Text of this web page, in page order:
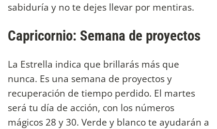
sabiduría y no te dejes llevar por mentiras.
Capricornio: Semana de proyectos
La Estrella indica que brillarás más que
nunca. Es una semana de proyectos y
recuperación de tiempo perdido. El martes
será tu día de acción, con los números
mágicos 28 y 30. Verde y blanco te ayudarán a